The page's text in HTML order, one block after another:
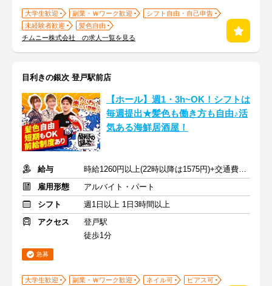
大学生歓迎 副業・Ｗワーク歓迎
シフト自由・自己申告
未経験者歓迎
髪色自由
チムニー株式会社 の求人一覧を見る
目利きの銀次 登戸駅前店
【ホール】週1・3h~OK！シフトは
毎週提出★髪色も働き方も自由♪活
気ある海鮮居酒屋！
給与
時給1260円以上(22時以降は1575円)+交通費規定内支給
雇用形態
アルバイト・パート
シフト
週1日以上 1日3時間以上
アクセス
登戸駅
徒歩1分
急募
大学生歓迎 副業・Ｗワーク歓迎 ネイル可
ピアス可